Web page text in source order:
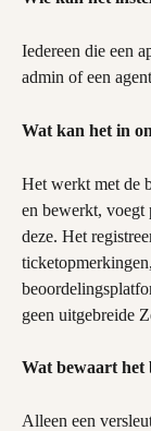
Iedereen die een
admin of een
Wat kan het in
Het werkt met de
en bewerkt, voegt
deze. Het
geen uitgebreide
Wat bewaart het
Alleen een